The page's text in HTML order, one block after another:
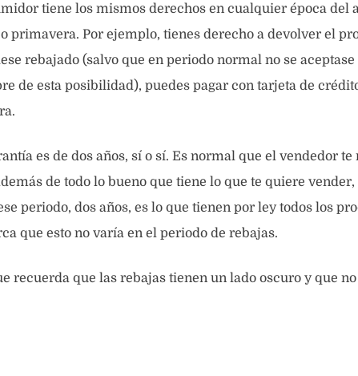
tiene los mismos derechos en cualquier época del
primavera. Por ejemplo, tienes derecho a devolver el
rebajado (salvo que en periodo normal no se
de esta posibilidad), puedes pagar con tarjeta de
es de dos años, sí o sí. Es normal que el vendedor
de todo lo bueno que tiene lo que te quiere vender,
periodo, dos años, es lo que tienen por ley todos los
que esto no varía en el periodo de rebajas.
recuerda que las rebajas tienen un lado oscuro y que